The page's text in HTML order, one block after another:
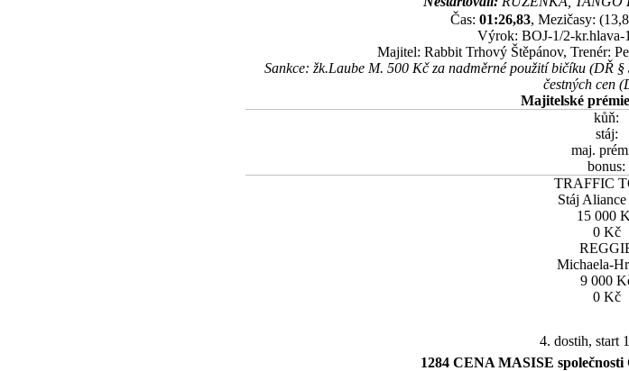
Čas: 01:26,83, Mezičasy:
Výrok: BOJ-1/2-kr.hlava-
Majitel: Rabbit Trhový Štěpánov, Trenér:
Sankce: žk.Laube M. 500 Kč za nadměrné použití bičíku (DŘ
čestných cen
Majitelské
kůň:
stáj:
maj.
bonus:
TRAFFIC
Stáj Aliance
15 000
0 Kč
Michaela-
9 000
0 Kč
4. dostih, start
1284 CENA MASISE